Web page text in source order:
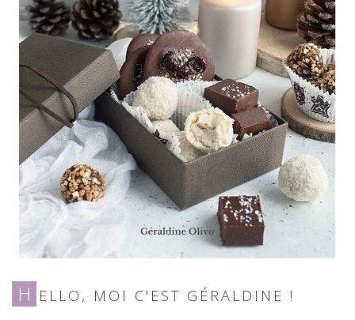
H ELLO, MOI C'EST GÉRALDINE !